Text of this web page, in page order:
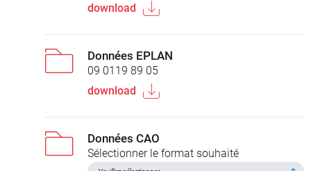
download
Données EPLAN
09 0119 89 05
download
Données CAO
Sélectionner le format souhaité